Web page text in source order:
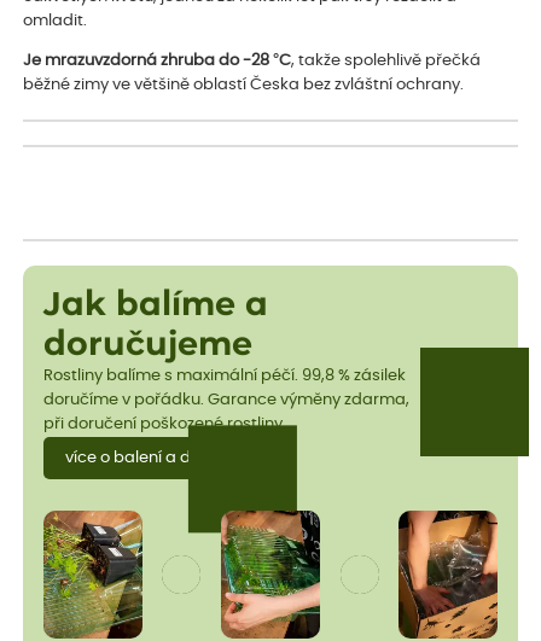
omladit.
Je mrazuvzdorná zhruba do -28 °C, takže spolehlivě přečká
běžné zimy ve většině oblastí Česka bez zvláštní ochrany.
Jak balíme a
doručujeme
Rostliny balíme s maximální péčí. 99,8 % zásilek
doručíme v pořádku. Garance výměny zdarma,
při doručení poškozené rostliny.
více o balení a dopravě